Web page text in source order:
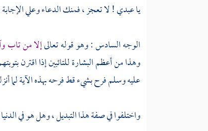
يا عبدي ! لا تعجز ، فمنك الدعاء وعلي
الوجه السادس : وهو قوله تعالىإلا من تاب
وهذا من أعظم البشارة للتائبين إذا اقترن
عليه وسلم فرح بشيء قط فرحه بهذه الآية لما
واختلفوا في صفة هذا التبديل ، وهل هو في